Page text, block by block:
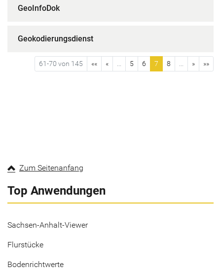
GeoInfoDok
Geokodierungsdienst
61-70 von 145 «« « 5 6 7 8 » »»
Zum Seitenanfang
Top Anwendungen
Sachsen-Anhalt-Viewer
Flurstücke
Bodenrichtwerte